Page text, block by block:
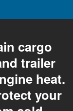
cargo
trailer
heat.
your